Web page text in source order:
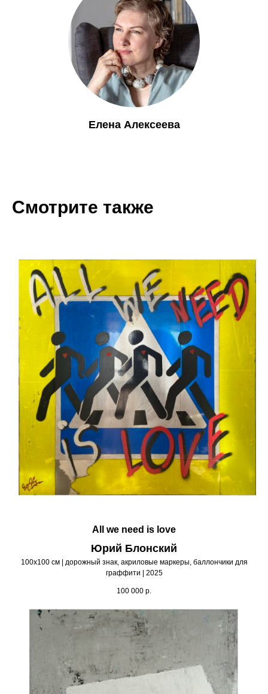
Елена Алексеева
Смотрите также
All we need is love
Юрий Блонский
100х100 см | дорожный знак, акриловые маркеры, баллончики для
граффити | 2025
100 000 р.